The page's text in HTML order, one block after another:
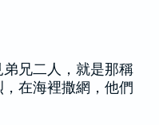
兄二人，就是那稱
在海裡撒網，他們